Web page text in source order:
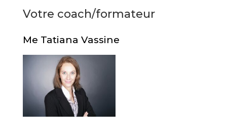
Votre coach/formateur
Me Tatiana Vassine